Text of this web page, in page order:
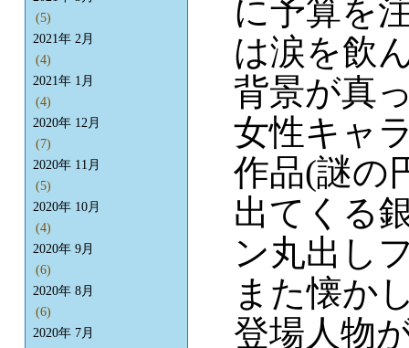
に予算を
は涙を飲
背景が真
女性キャ
作品(謎の
出てくる
ン丸出し
また懐か
登場人物
(5)
2021年 2月
(4)
2021年 1月
(4)
2020年 12月
(7)
2020年 11月
(5)
2020年 10月
(4)
2020年 9月
(6)
2020年 8月
(6)
2020年 7月